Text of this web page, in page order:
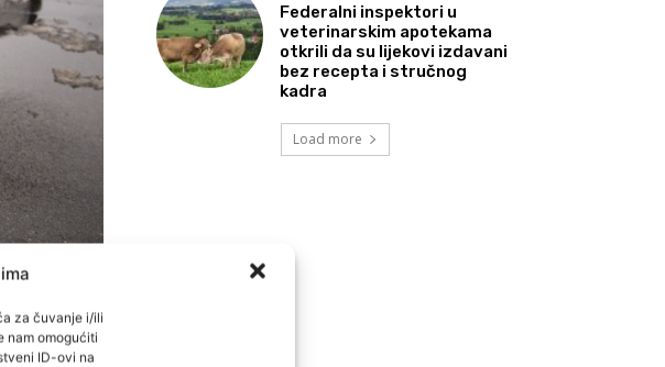
za čuvanje i/ili
nam omogućiti
ID-ovi na
djela
Federalni inspektori u
veterinarskim apotekama
otkrili da su lijekovi izdavani
bez recepta i stručnog
kadra
Load more